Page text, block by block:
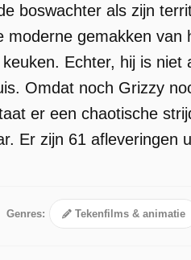
boswachter als zijn
gemakken
Echter, hij is niet
Omdat noch Grizzy
er een chaotische
Er zijn 61 afleveringen
Genres: Tekenfilms & animatie